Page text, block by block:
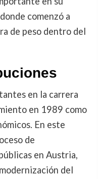
comenzó a
de peso dentro del
en la carrera
en 1989 como
En este
de
en Austria,
del